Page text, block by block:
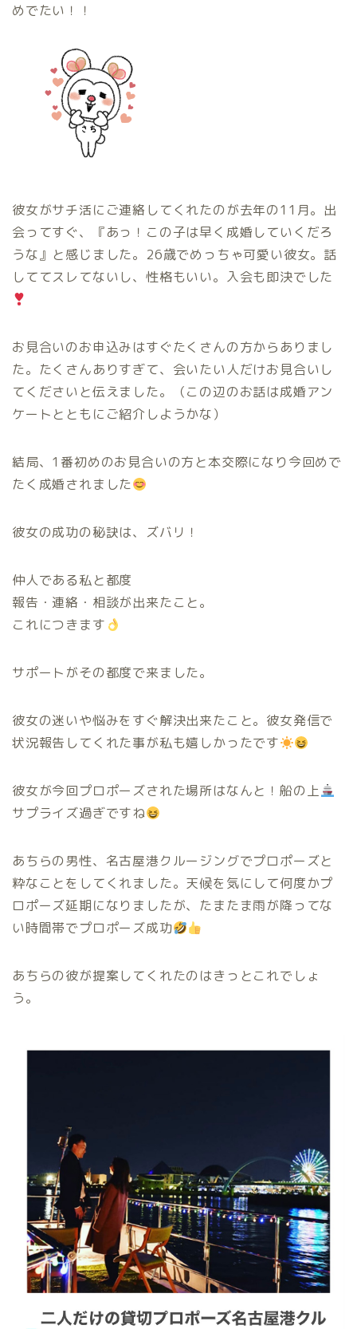
めでたい！！
彼女がサチ活にご連絡してくれたのが去年の11月。出
会ってすぐ、『あっ！この子は早く成婚していくだろ
うな』と感じました。26歳でめっちゃ可愛い彼女。話
しててスレてないし、性格もいい。入会も即決でした
お見合いのお申込みはすぐたくさんの方からありまし
た。たくさんありすぎて、会いたい人だけお見合いし
てくださいと伝えました。（この辺のお話は成婚アン
ケートとともにご紹介しようかな）
結局、1番初めのお見合いの方と本交際になり今回めで
たく成婚されました
彼女の成功の秘訣は、ズバリ！
仲人である私と都度
報告・連絡・相談が出来たこと。
これにつきます
サポートがその都度で来ました。
彼女の迷いや悩みをすぐ解決出来たこと。彼女発信で
状況報告してくれた事が私も嬉しかったです
彼女が今回プロポーズされた場所はなんと！船の上
サプライズ過ぎですね
あちらの男性、名古屋港クルージングでプロポーズと
粋なことをしてくれました。天候を気にして何度かプ
ロポーズ延期になりましたが、たまたま雨が降ってな
い時間帯でプロポーズ成功
あちらの彼が提案してくれたのはきっとこれでしょ
う。